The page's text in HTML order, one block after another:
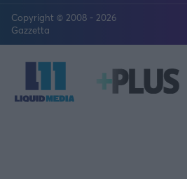
Copyright © 2008 - 2026
Gazzetta